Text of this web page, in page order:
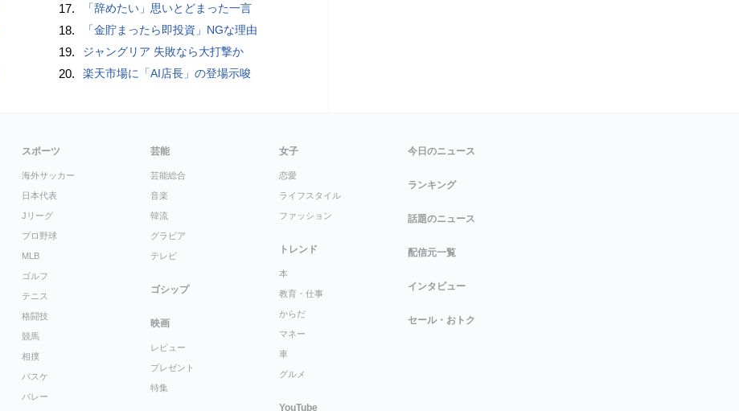
17. 「辞めたい」思いとどまった一言
18. 「金貯まったら即投資」NGな理由
19. ジャングリア 失敗なら大打撃か
20. 楽天市場に「AI店長」の登場示唆
スポーツ
海外サッカー
日本代表
Jリーグ
プロ野球
MLB
ゴルフ
テニス
格闘技
競馬
相撲
バスケ
バレー
芸能
芸能総合
音楽
韓流
グラビア
テレビ
ゴシップ
映画
レビュー
プレゼント
特集
女子
恋愛
ライフスタイル
ファッション
トレンド
本
教育・仕事
からだ
マネー
車
グルメ
YouTube
今日のニュース
ランキング
話題のニュース
配信元一覧
インタビュー
セール・おトク